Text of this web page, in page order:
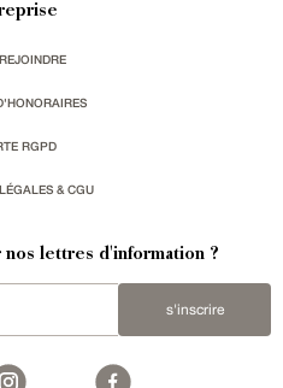
RGPD
& CGU
nos lettres d'information ?
s'inscrire